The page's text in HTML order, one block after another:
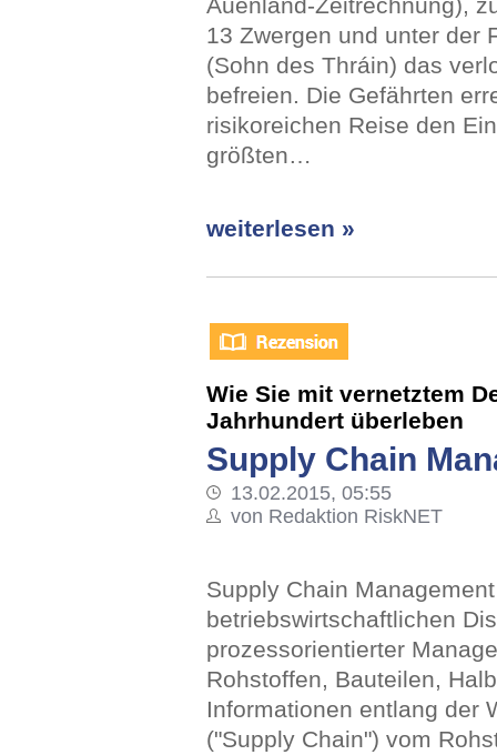
13 Zwergen und unter der
(Sohn des Thráin) das
befreien. Die Gefährten
risikoreichen Reise den
größten…
weiterlesen »
Wie Sie mit vernetztem
Jahrhundert überleben
Supply Chain
13.02.2015, 05:55
von Redaktion RiskNET
Supply Chain
betriebswirtschaftlichen
prozessorientierter
Rohstoffen, Bauteilen,
Informationen entlang der
("Supply Chain") vom